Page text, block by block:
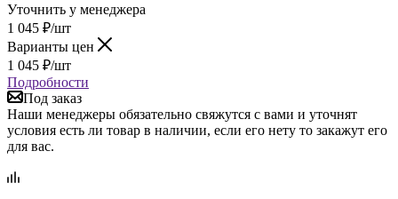
Уточнить у менеджера
1 045 ₽/шт
Варианты цен
1 045 ₽/шт
Подробности
Под заказ
Наши менеджеры обязательно свяжутся с вами и уточнят
условия есть ли товар в наличии, если его нету то закажут его
для вас.